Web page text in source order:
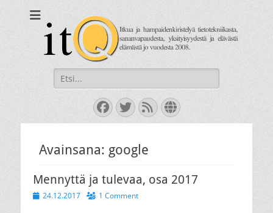
Itkua ja hammastenkiristelyä jo vuodesta 2008.
Search
for:
Facebook
Twitter
FeedWebsite
Avainsana: google
Mennyttä ja tulevaa, osa 2017
Posted
24.12.2017 1 Comment